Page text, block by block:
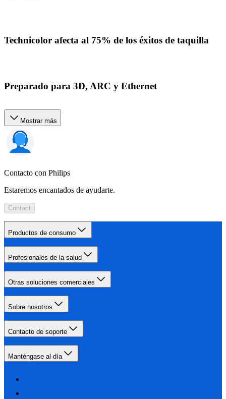
Technicolor afecta al 75% de los éxitos de taquilla
Preparado para 3D, ARC y Ethernet
Mostrar más
Contacto con Philips
Estaremos encantados de ayudarte.
Contact
Productos de consumo
Profesionales de la salud
Otras soluciones comerciales
Sobre nosotros
Contacto de soporte
Manténgase al día